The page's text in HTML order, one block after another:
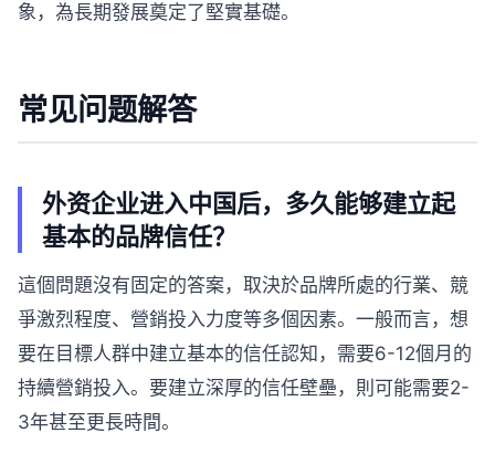
象，為長期發展奠定了堅實基礎。
常见问题解答
外资企业进入中国后，多久能够建立起
基本的品牌信任？
這個問題沒有固定的答案，取決於品牌所處的行業、競
爭激烈程度、營銷投入力度等多個因素。一般而言，想
要在目標人群中建立基本的信任認知，需要6-12個月的
持續營銷投入。要建立深厚的信任壁壘，則可能需要2-
3年甚至更長時間。